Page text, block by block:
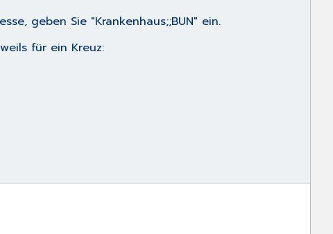
geben Sie "Krankenhaus;;BUN" ein.
für ein Kreuz: